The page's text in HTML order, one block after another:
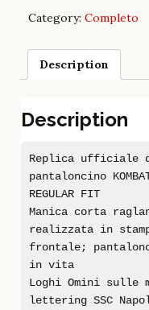
Category: Completo
Description
Description
Replica ufficiale
pantaloncino
REGULAR FIT
Manica corta
realizzata in
frontale;
in vita
Loghi Omini sulle
lettering SSC